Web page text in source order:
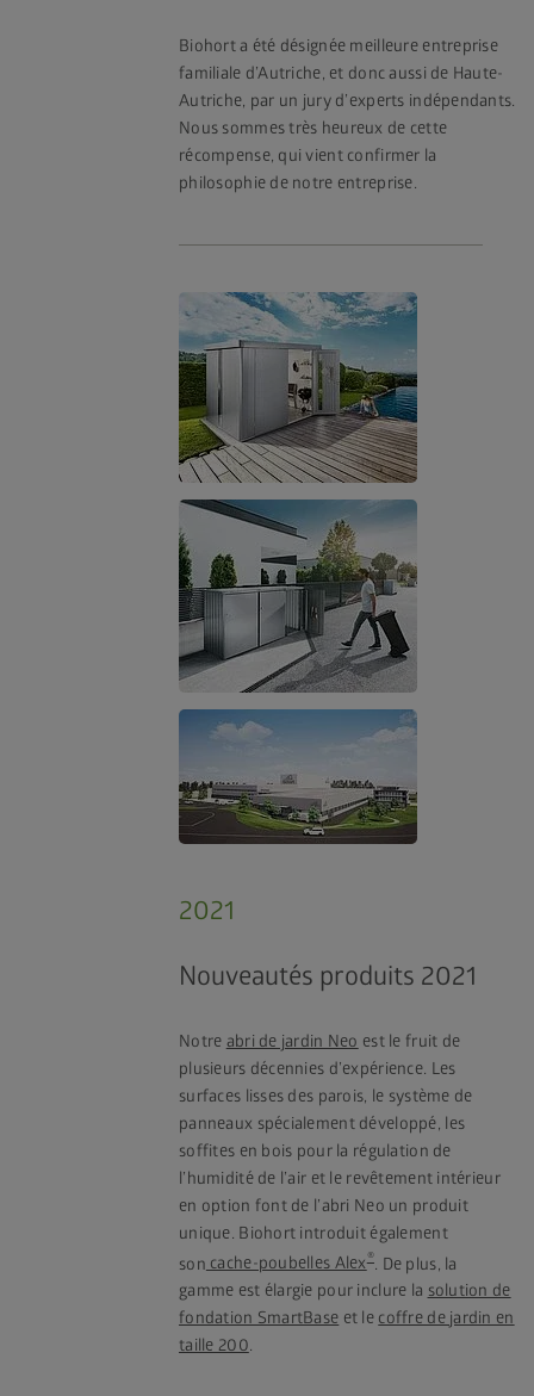
Biohort a été désignée meilleure entreprise
familiale d’Autriche, et donc aussi de Haute-
Autriche, par un jury d’experts indépendants.
Nous sommes très heureux de cette
récompense, qui vient confirmer la
philosophie de notre entreprise.
2021
Nouveautés produits 2021
Notre abri de jardin Neo est le fruit de
plusieurs décennies d’expérience. Les
surfaces lisses des parois, le système de
panneaux spécialement développé, les
soffites en bois pour la régulation de
l’humidité de l’air et le revêtement intérieur
en option font de l’abri Neo un produit
unique. Biohort introduit également
son cache-poubelles Alex® . De plus, la
gamme est élargie pour inclure la solution de
fondation SmartBase et le coffre de jardin en
taille 200.